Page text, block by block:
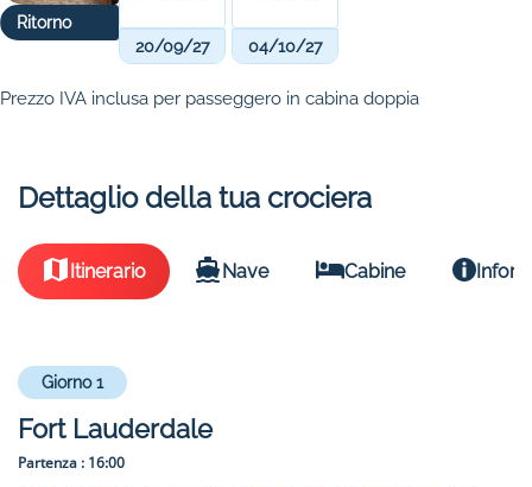
Ritorno
20/09/27 04/10/27
Prezzo IVA inclusa per passeggero in cabina doppia
Dettaglio della tua crociera
Itinerario Nave Cabine
Giorno 1
Fort Lauderdale
Partenza : 16:00